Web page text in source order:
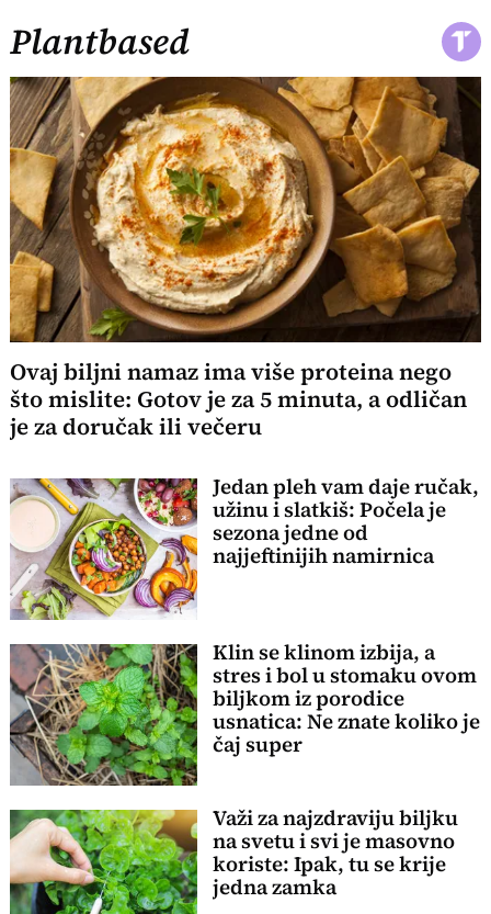
Plantbased
Ovaj biljni namaz ima više proteina nego
što mislite: Gotov je za 5 minuta, a odličan
je za doručak ili večeru
Jedan pleh vam daje ručak,
užinu i slatkiš: Počela je
sezona jedne od
najjeftinijih namirnica
Klin se klinom izbija, a
stres i bol u stomaku ovom
biljkom iz porodice
usnatica: Ne znate koliko je
čaj super
Važi za najzdraviju biljku
na svetu i svi je masovno
koriste: Ipak, tu se krije
jedna zamka